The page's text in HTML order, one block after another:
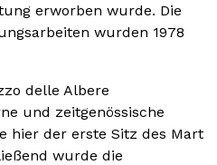
erworben wurde. Die
wurden 1978
delle Albere
und zeitgenössische
hier der erste Sitz des Mart
wurde die